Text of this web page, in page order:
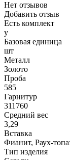
Нет отзывов
Добавить отзыв
Есть комплект
y
Базовая единица
шт
Металл
Золото
Проба
585
Гарнитур
311760
Средний вес
3,29
Вставка
Фианит, Раух-
Тип изделия